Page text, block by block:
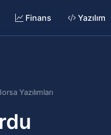
Finans Yazılım
Yazılımları